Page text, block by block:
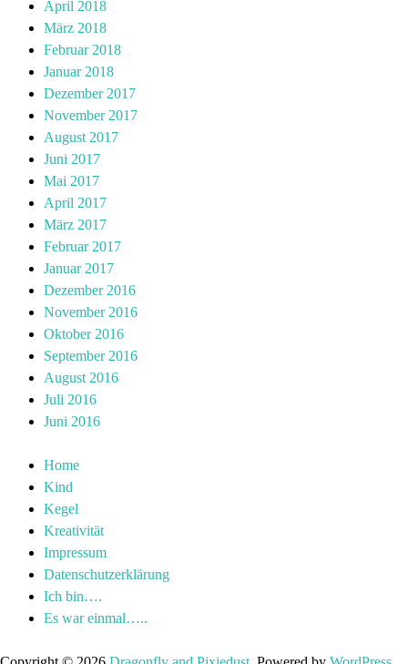
April 2018
März 2018
Februar 2018
Januar 2018
Dezember 2017
November 2017
August 2017
Juni 2017
Mai 2017
April 2017
März 2017
Februar 2017
Januar 2017
Dezember 2016
November 2016
Oktober 2016
September 2016
August 2016
Juli 2016
Juni 2016
Home
Kind
Kegel
Kreativität
Impressum
Datenschutzerklärung
Ich bin….
Es war einmal…..